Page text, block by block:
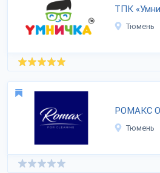
ТПК
Тюмень
РОМАКС
Тюмень